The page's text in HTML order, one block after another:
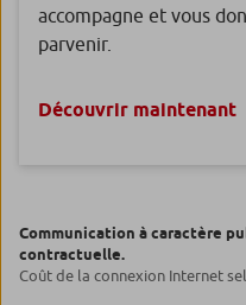
accompagne et vous
parvenir.
Découvrir maintenant
Communication à caractère
contractuelle.
Coût de la connexion Internet